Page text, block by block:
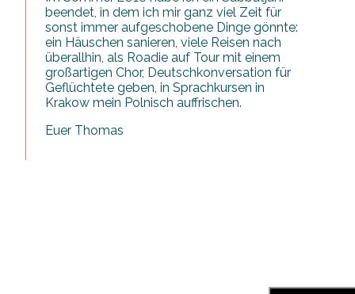
beendet, in dem ich mir ganz viel Zeit für
sonst immer aufgeschobene Dinge gönnte:
ein Häuschen sanieren, viele Reisen nach
überallhin, als Roadie auf Tour mit einem
großartigen Chor, Deutschkonversation für
Geflüchtete geben, in Sprachkursen in
Krakow mein Polnisch auffrischen.
Euer Thomas